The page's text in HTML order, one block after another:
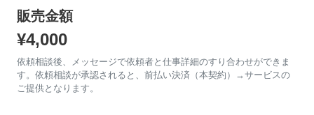
販売金額
¥4,000
依頼相談後、メッセージで依頼者と仕事詳細のすり合わせができま
す。依頼相談が承認されると、前払い決済（本契約）→サービスの
ご提供となります。